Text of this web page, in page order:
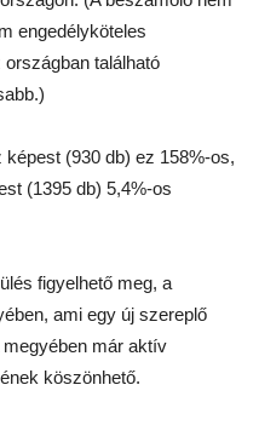
engedélyköteles
található
(930 db) ez 158%-os,
(1395 db) 5,4%-os
figyelhető meg, a
ami egy új szereplő
már aktív
köszönhető.